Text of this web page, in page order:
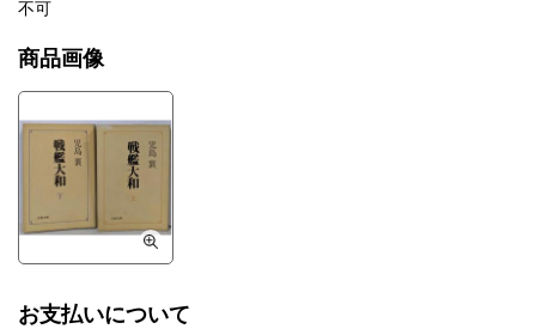
不可
商品画像
お支払いについて